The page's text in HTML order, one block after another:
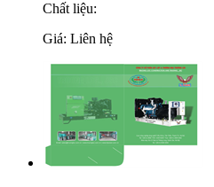
Chất liệu:
Giá: Liên hệ